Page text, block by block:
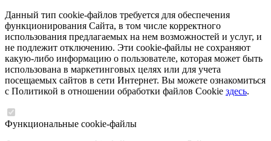
Данный тип cookie-файлов требуется для обеспечения
функционирования Сайта, в том числе корректного
использования предлагаемых на нем возможностей и услуг, и
не подлежит отключению. Эти cookie-файлы не сохраняют
какую-либо информацию о пользователе, которая может быть
использована в маркетинговых целях или для учета
посещаемых сайтов в сети Интернет. Вы можете ознакомиться
с Политикой в отношении обработки файлов Cookie здесь.
Функциональные cookie-файлы